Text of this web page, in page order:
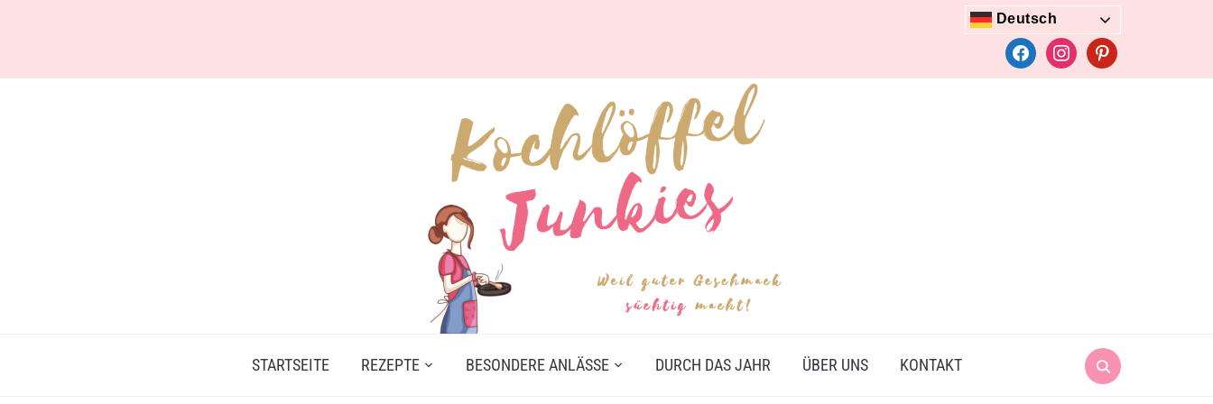
Deutsch
facebookinstagrampinterest
Search
for:
STARTSEITE REZEPTE BESONDERE ANLÄSSE DURCH DAS JAHR ÜBER UNS KONTAKT